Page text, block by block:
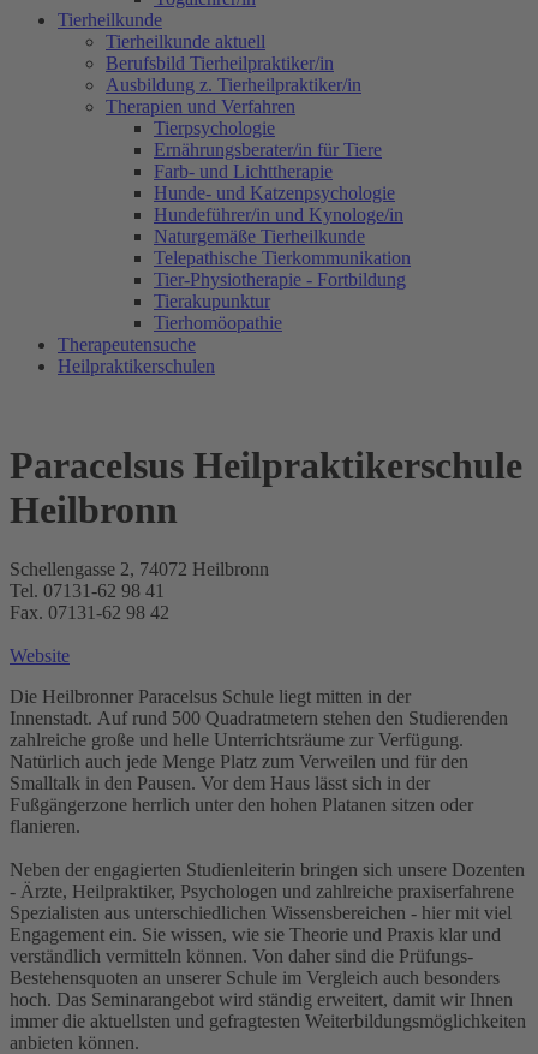
Tierheilkunde
Tierheilkunde aktuell
Berufsbild Tierheilpraktiker/in
Ausbildung z. Tierheilpraktiker/in
Therapien und Verfahren
Tierpsychologie
Ernährungsberater/in für Tiere
Farb- und Lichttherapie
Hunde- und Katzenpsychologie
Hundeführer/in und Kynologe/in
Naturgemäße Tierheilkunde
Telepathische Tierkommunikation
Tier-Physiotherapie - Fortbildung
Tierakupunktur
Tierhomöopathie
Therapeutensuche
Heilpraktikerschulen
Paracelsus Heilpraktikerschule
Heilbronn
Schellengasse 2, 74072 Heilbronn
Tel. 07131-62 98 41
Fax. 07131-62 98 42
Website
Die Heilbronner Paracelsus Schule liegt mitten in der
Innenstadt. Auf rund 500 Quadratmetern stehen den Studierenden
zahlreiche große und helle Unterrichtsräume zur Verfügung.
Natürlich auch jede Menge Platz zum Verweilen und für den
Smalltalk in den Pausen. Vor dem Haus lässt sich in der
Fußgängerzone herrlich unter den hohen Platanen sitzen oder
flanieren.
Neben der engagierten Studienleiterin bringen sich unsere Dozenten
- Ärzte, Heilpraktiker, Psychologen und zahlreiche praxiserfahrene
Spezialisten aus unterschiedlichen Wissensbereichen - hier mit viel
Engagement ein. Sie wissen, wie sie Theorie und Praxis klar und
verständlich vermitteln können. Von daher sind die Prüfungs-
Bestehensquoten an unserer Schule im Vergleich auch besonders
hoch. Das Seminarangebot wird ständig erweitert, damit wir Ihnen
immer die aktuellsten und gefragtesten Weiterbildungsmöglichkeiten
anbieten können.